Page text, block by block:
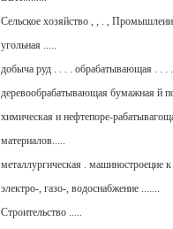
Сельское хозяйство , , . ,
угольная .....
добыча руд . . . . обрабатывающая . . .
деревообрабатывающая бумажная й
химическая и нефтепоре-
материалов.....
металлургическая . машиностроецие
электро-, газо-, водоснабжение .......
Строительство .....